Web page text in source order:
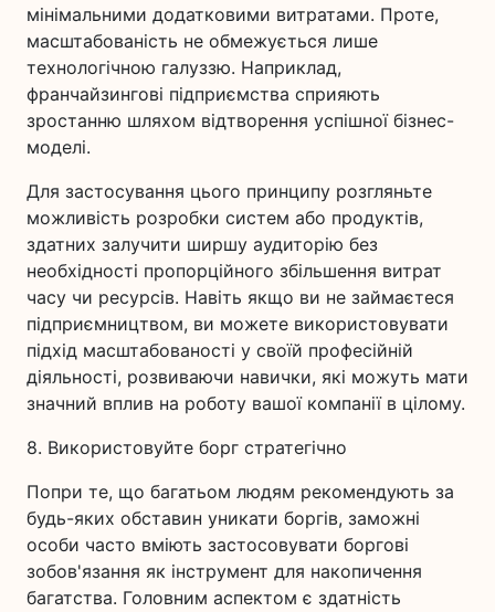
мінімальними додатковими витратами. Проте,
масштабованість не обмежується лише
технологічною галуззю. Наприклад,
франчайзингові підприємства сприяють
зростанню шляхом відтворення успішної бізнес-
моделі.
Для застосування цього принципу розгляньте
можливість розробки систем або продуктів,
здатних залучити ширшу аудиторію без
необхідності пропорційного збільшення витрат
часу чи ресурсів. Навіть якщо ви не займаєтеся
підприємництвом, ви можете використовувати
підхід масштабованості у своїй професійній
діяльності, розвиваючи навички, які можуть мати
значний вплив на роботу вашої компанії в цілому.
8. Використовуйте борг стратегічно
Попри те, що багатьом людям рекомендують за
будь-яких обставин уникати боргів, заможні
особи часто вміють застосовувати боргові
зобов'язання як інструмент для накопичення
багатства. Головним аспектом є здатність